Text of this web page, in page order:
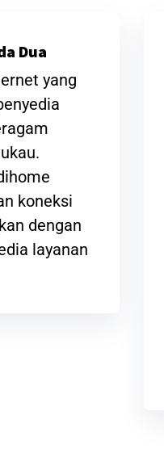
Dua
yang
koneksi
dengan
layanan